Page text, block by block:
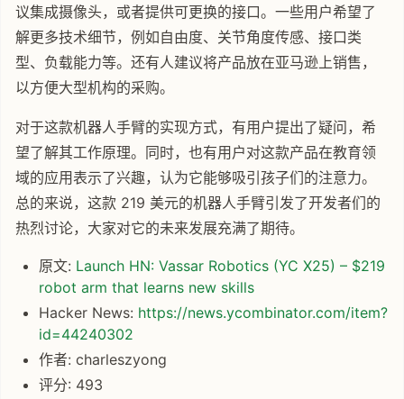
议集成摄像头，或者提供可更换的接口。一些用户希望了
解更多技术细节，例如自由度、关节角度传感、接口类
型、负载能力等。还有人建议将产品放在亚马逊上销售，
以方便大型机构的采购。
对于这款机器人手臂的实现方式，有用户提出了疑问，希
望了解其工作原理。同时，也有用户对这款产品在教育领
域的应用表示了兴趣，认为它能够吸引孩子们的注意力。
总的来说，这款 219 美元的机器人手臂引发了开发者们的
热烈讨论，大家对它的未来发展充满了期待。
原文: Launch HN: Vassar Robotics (YC X25) – $219
robot arm that learns new skills
Hacker News: https://news.ycombinator.com/item?
id=44240302
作者: charleszyong
评分: 493